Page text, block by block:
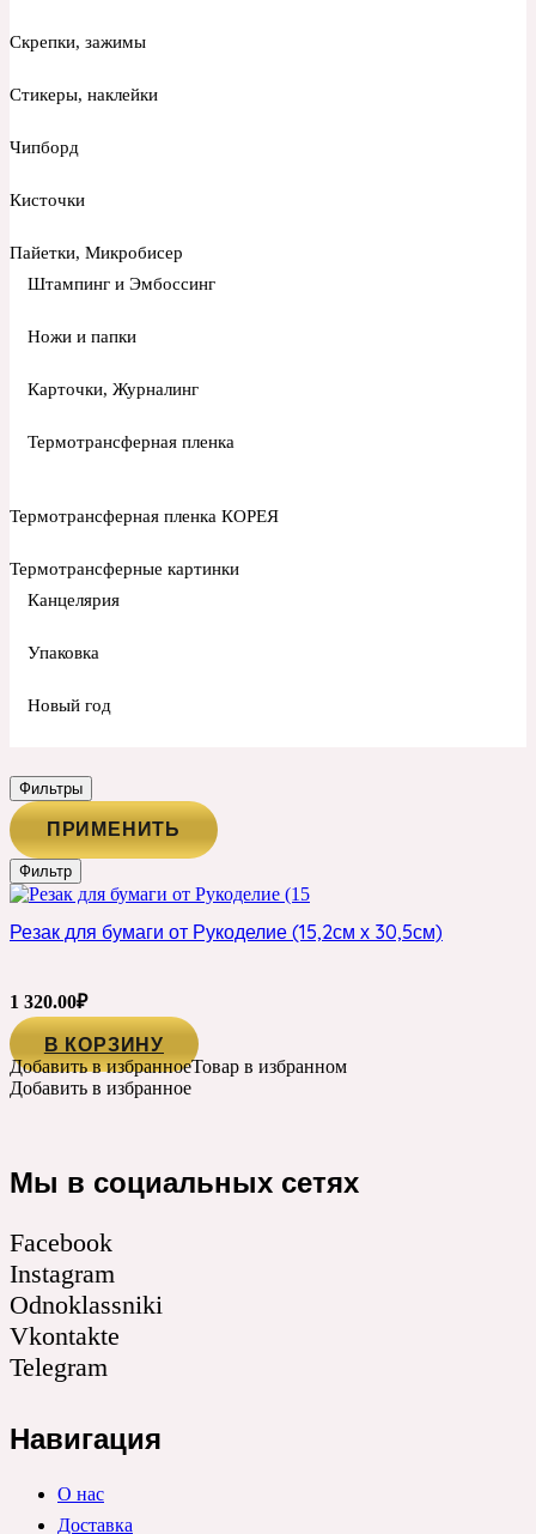
Скрепки, зажимы
Стикеры, наклейки
Чипборд
Кисточки
Пайетки, Микробисер
Штампинг и Эмбоссинг
Ножи и папки
Карточки, Журналинг
Термотрансферная пленка
Термотрансферная пленка КОРЕЯ
Термотрансферные картинки
Канцелярия
Упаковка
Новый год
Фильтры
ПРИМЕНИТЬ
Фильтр
Резак для бумаги от Рукоделие (15,2см х 30,5см)
1 320.00₽
В КОРЗИНУ
Добавить в избранноеТовар в избранном
Добавить в избранное
Мы в социальных сетях
Facebook
Instagram
Odnoklassniki
Vkontakte
Telegram
Навигация
О нас
Доставка